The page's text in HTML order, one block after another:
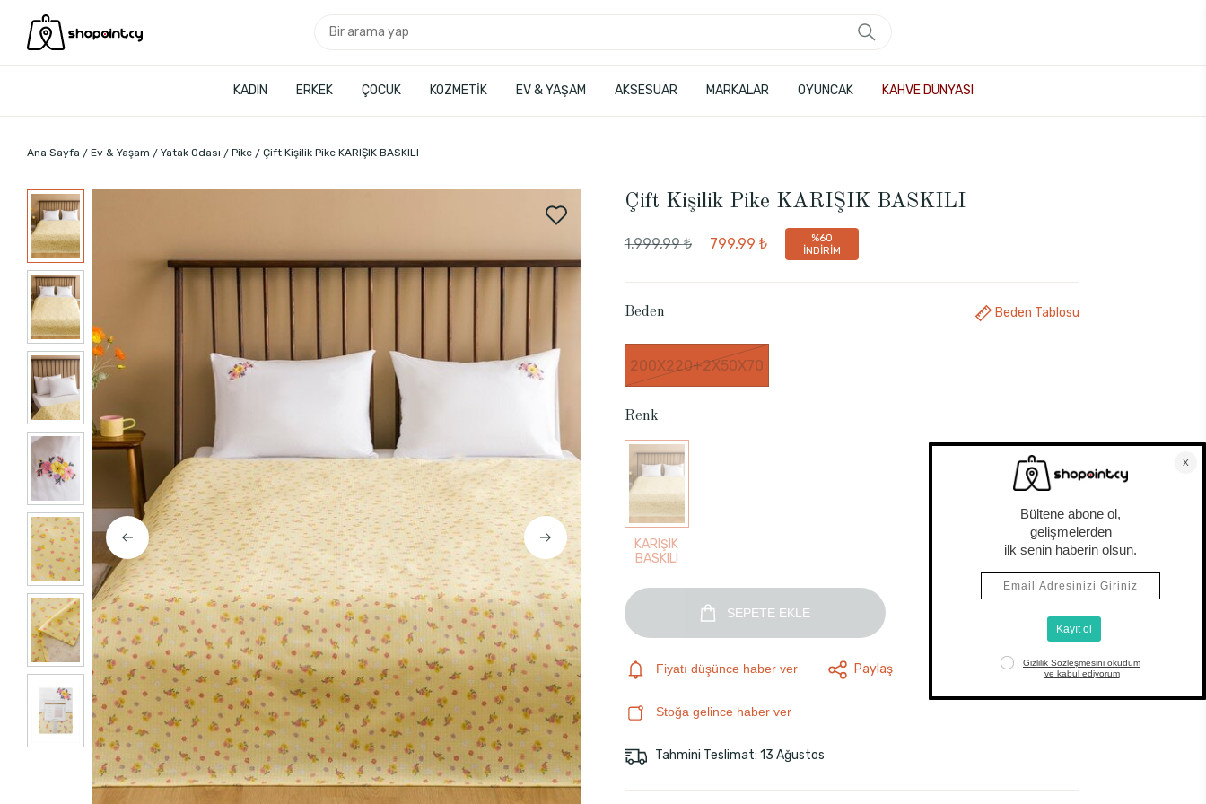
KADIN ERKEK ÇOCUK KOZMETİK EV & YAŞAM AKSESUAR MARKALAR OYUNCAK KAHVE DÜNYASI
Ana Sayfa Ev & Yaşam Yatak Odası Pike Çift Kişilik Pike KARIŞIK BASKILI
Çift Kişilik Pike KARIŞIK BASKILI
1.999,99 ₺ 799,99 ₺
%60
İNDİRİM
Beden Beden Tablosu
200X220+2X50X70
Renk
KARIŞIK
BASKILI
SEPETE EKLE
Fiyatı düşünce haber ver Paylaş
Stoğa gelince haber ver
Tahmini Teslimat: 13 Ağustos